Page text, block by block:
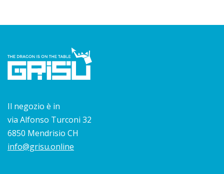
Il negozio è in
via Alfonso Turconi 32
6850 Mendrisio CH
info@grisu.online